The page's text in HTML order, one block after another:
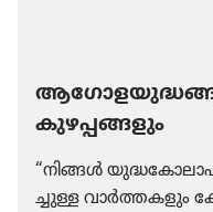
കുഴപ്പ​ങ്ങ​ളും
“നിങ്ങൾ
ച്ചുള്ള വാർത്ത​ക​ളും